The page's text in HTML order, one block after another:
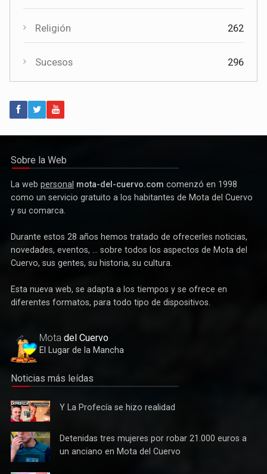
Política
Deportes
Política 488
Religión 262
La webpersonal mota-del-cuervo.comcomenzó en 1998
como un servicio gratuito a los habitantes de Mota del Cuervo
Durante estos 28 años hemos tratado de ofrecerles noticias,
novedades, eventos, ... sobre todos los aspectos de Mota del
Esta nueva web, se adapta a los tiempos y se ofrece en
Motadel Cuervo
Y La
Profecía
se hizo
realidad
Detenidas
tres
Detenidas tres mujeres por robar 21.000 euros a